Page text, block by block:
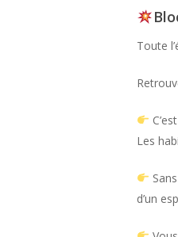
Toute
Les
d’un